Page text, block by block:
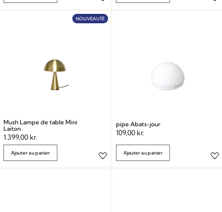
NOUVEAUTÉ
Mush Lampe de table Mini
Laiton
1.399,00 kr.
Ajouter au panier
pipe Abats-jour
109,00 kr.
Ajouter au panier